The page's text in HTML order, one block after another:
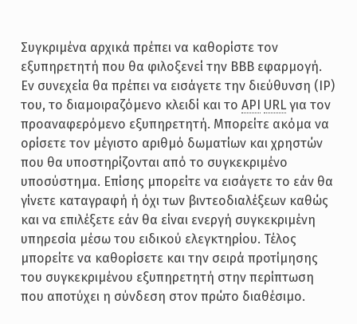
Συγκριμένα αρχικά πρέπει να καθορίστε τον
εξυπηρετητή που θα φιλοξενεί την BBB εφαρμογή.
Εν συνεχεία θα πρέπει να εισάγετε την διεύθυνση (IP)
του, το διαμοιραζόμενο κλειδί και το API URLγια τον
προαναφερόμενο εξυπηρετητή. Μπορείτε ακόμα να
ορίσετε τον μέγιστο αριθμό δωματίων και χρηστών
που θα υποστηρίζονται από το συγκεκριμένο
υποσύστημα. Επίσης μπορείτε να εισάγετε το εάν θα
γίνετε καταγραφή ή όχι των βιντεοδιαλέξεων καθώς
και να επιλέξετε εάν θα είναι ενεργή συγκεκριμένη
υπηρεσία μέσω του ειδικού ελεγκτηρίου. Τέλος
μπορείτε να καθορίσετε και την σειρά προτίμησης
του συγκεκριμένου εξυπηρετητή στην περίπτωση
που αποτύχει η σύνδεση στον πρώτο διαθέσιμο.